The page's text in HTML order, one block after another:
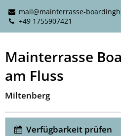
mail@mainterrasse-
+49 1755907421
Mainterrasse
am Fluss
Miltenberg
Verfügbarkeit prüfen